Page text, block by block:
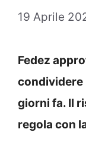
19 Aprile
Fedez
condividere
giorni fa. Il
regola con